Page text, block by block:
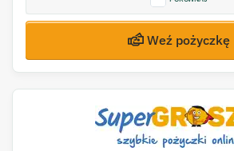
Weź pożyczkę